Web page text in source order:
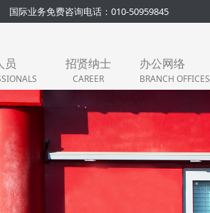
国际业务免费咨询电话：010-50959845
员 招贤纳士
CAREER
办公网络
BRANCH OFFICES